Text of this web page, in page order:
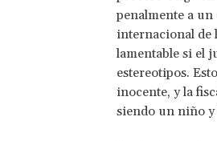
penalmente a
internacional de
lamentable si el
estereotipos.
inocente, y la
siendo un niño y